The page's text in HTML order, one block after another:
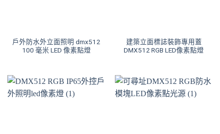
戶外防水外立面照明 dmx512
100 毫米 LED 像素點燈
建築立面標誌裝飾專用蓋
DMX512 RGB LED像素點燈